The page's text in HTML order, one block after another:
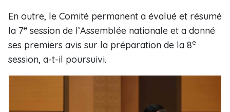
En outre, le Comité permanent a évalué et résumé
la 7e session de l’Assemblée nationale et a donné
ses premiers avis sur la préparation de la 8e
session, a-t-il poursuivi.